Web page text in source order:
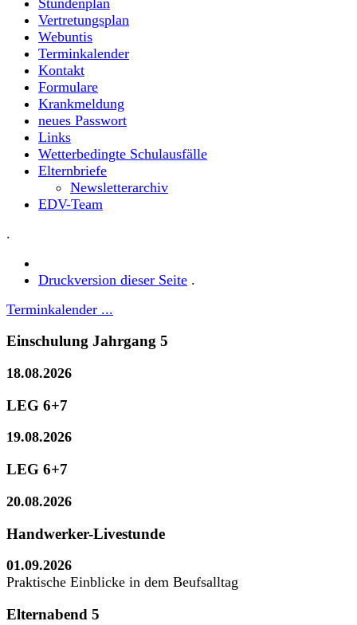
Vertretungsplan
Webuntis
Terminkalender
Kontakt
Formulare
Krankmeldung
neues Passwort
Links
Wetterbedingte Schulausfälle
Elternbriefe
Newsletterarchiv
EDV-Team
.
Druckversion dieser Seite .
Terminkalender ...
Einschulung Jahrgang 5
18.08.2026
LEG 6+7
19.08.2026
LEG 6+7
20.08.2026
Handwerker-Livestunde
01.09.2026
Praktische Einblicke in dem Beufsalltag
Elternabend 5